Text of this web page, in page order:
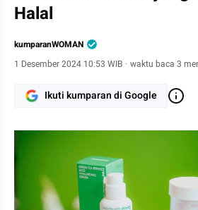
Halal
kumparanWOMAN
1 Desember 2024 10:53 WIB · waktu baca 3
Ikuti kumparan di Google